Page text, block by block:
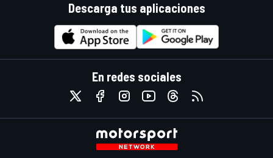
Descarga tus aplicaciones
En redes sociales